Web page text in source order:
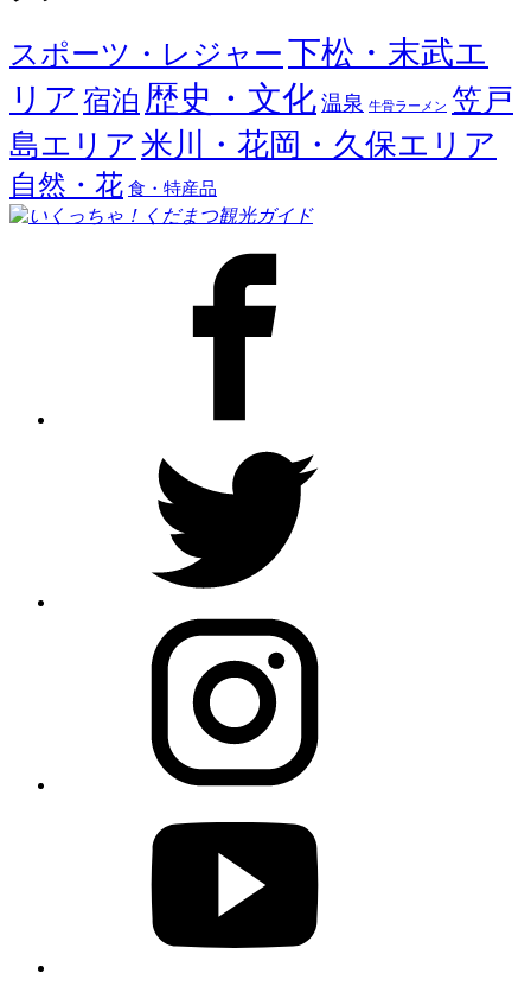
スポーツ・レジャー 下松・末武エ
リア 宿泊 歴史・文化 温泉 牛骨ラーメン 笠戸
島エリア 米川・花岡・久保エリア
自然・花 食・特産品